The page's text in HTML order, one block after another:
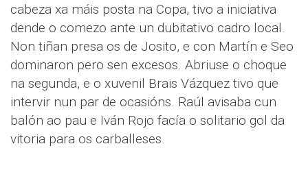
cabeza xa máis posta na Copa, tivo a iniciativa
dende o comezo ante un dubitativo cadro local.
Non tiñan presa os de Josito, e con Martín e Seo
dominaron pero sen excesos. Abriuse o choque
na segunda, e o xuvenil Brais Vázquez tivo que
intervir nun par de ocasións. Raúl avisaba cun
balón ao pau e Iván Rojo facía o solitario gol da
vitoria para os carballeses.